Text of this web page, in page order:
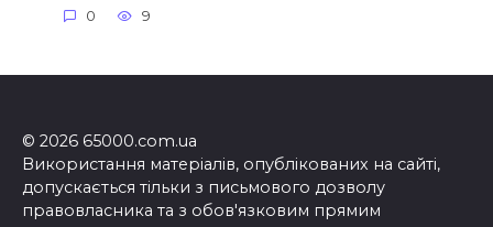
0 9
© 2026 65000.com.ua
Використання матеріалів, опублікованих на сайті,
допускається тільки з письмового дозволу
правовласника та з обов'язковим прямим